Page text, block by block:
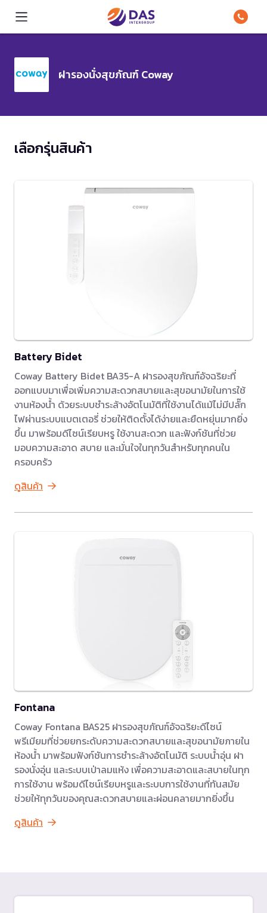
ฝารองนั่งสุขภัณฑ์ Coway
เลือกรุ่นสินค้า
Battery Bidet
Coway Battery Bidet BA35-A ฝารองสุขภัณฑ์อัจฉริยะที่
ออกแบบมาเพื่อเพิ่มความสะดวกสบายและสุขอนามัยในการใช้
งานห้องน้ำ ด้วยระบบชำระล้างอัตโนมัติที่ใช้งานได้แม้ไม่มีปลั๊ก
ไฟผ่านระบบแบตเตอรี่ ช่วยให้ติดตั้งได้ง่ายและยืดหยุ่นมากยิ่ง
ขึ้น มาพร้อมดีไซน์เรียบหรู ใช้งานสะดวก และฟังก์ชันที่ช่วย
มอบความสะอาด สบาย และมั่นใจในทุกวันสำหรับทุกคนใน
ครอบครัว
ดูสินค้า
Fontana
Coway Fontana BAS25 ฝารองสุขภัณฑ์อัจฉริยะดีไซน์
พรีเมียมที่ช่วยยกระดับความสะดวกสบายและสุขอนามัยภายใน
ห้องน้ำ มาพร้อมฟังก์ชันการชำระล้างอัตโนมัติ ระบบน้ำอุ่น ฝา
รองนั่งอุ่น และระบบเป่าลมแห้ง เพื่อความสะอาดและสบายในทุก
การใช้งาน พร้อมดีไซน์เรียบหรูและระบบการใช้งานที่ทันสมัย
ช่วยให้ทุกวันของคุณสะดวกสบายและผ่อนคลายมากยิ่งขึ้น
ดูสินค้า